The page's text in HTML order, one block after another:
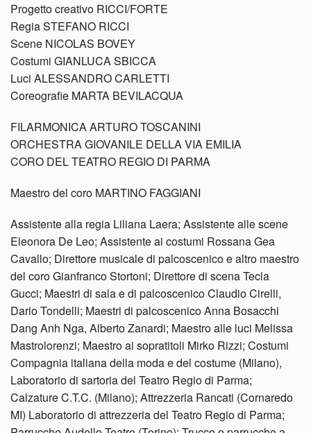
Progetto creativo RICCI/FORTE
Regia STEFANO RICCI
Scene NICOLAS BOVEY
Costumi GIANLUCA SBICCA
Luci ALESSANDRO CARLETTI
Coreografie MARTA BEVILACQUA
FILARMONICA ARTURO TOSCANINI
ORCHESTRA GIOVANILE DELLA VIA EMILIA
CORO DEL TEATRO REGIO DI PARMA
Maestro del coro MARTINO FAGGIANI
Assistente alla regia Liliana Laera; Assistente alle scene
Eleonora De Leo; Assistente ai costumi Rossana Gea
Cavallo; Direttore musicale di palcoscenico e altro maestro
del coro Gianfranco Stortoni; Direttore di scena Tecla
Gucci; Maestri di sala e di palcoscenico Claudio Cirelli,
Dario Tondelli; Maestri di palcoscenico Anna Bosacchi
Dang Anh Nga, Alberto Zanardi; Maestro alle luci Melissa
Mastrolorenzi; Maestro ai sopratitoli Mirko Rizzi; Costumi
Compagnia italiana della moda e del costume (Milano),
Laboratorio di sartoria del Teatro Regio di Parma;
Calzature C.T.C. (Milano); Attrezzeria Rancati (Cornaredo
MI) Laboratorio di attrezzeria del Teatro Regio di Parma;